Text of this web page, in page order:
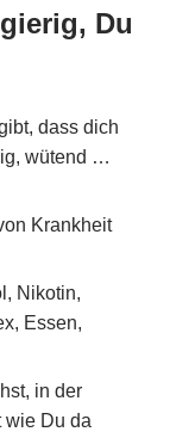
Du
dass dich
wütend …
Krankheit
Nikotin,
Essen,
in der
wie Du da